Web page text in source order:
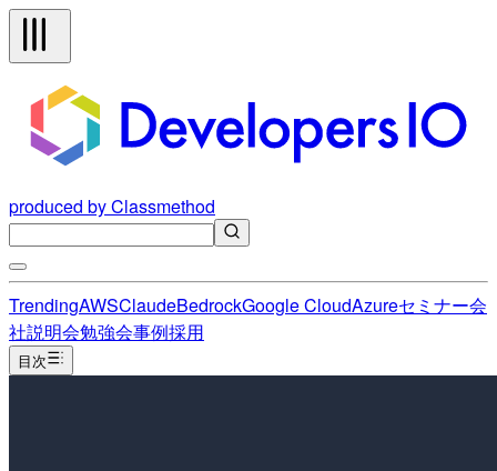
produced by Classmethod
TrendingAWSClaudeBedrockGoogle CloudAzureセミナー会
社説明会勉強会事例採用
目次